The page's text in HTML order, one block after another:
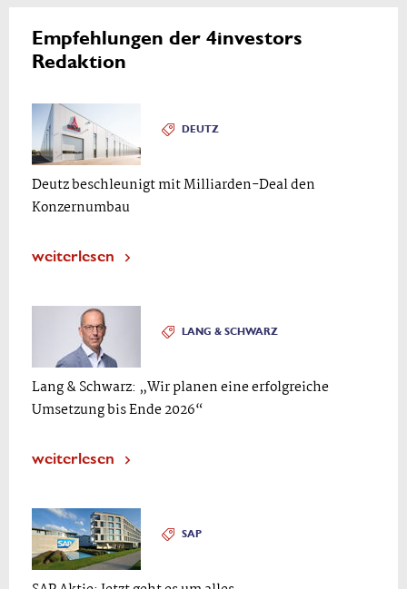
Empfehlungen der 4investors
Redaktion
DEUTZ
Deutz beschleunigt mit Milliarden-Deal den
Konzernumbau
weiterlesen
LANG & SCHWARZ
Lang & Schwarz: „Wir planen eine erfolgreiche
Umsetzung bis Ende 2026“
weiterlesen
SAP